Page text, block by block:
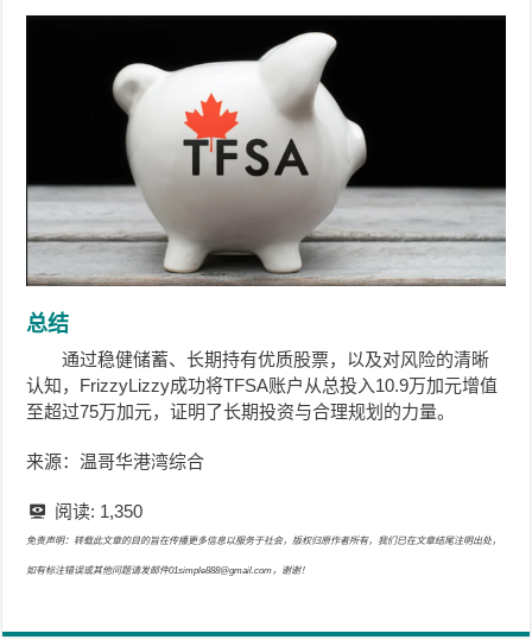
总结
通过稳健储蓄、长期持有优质股票，以及对风险的清晰
认知，FrizzyLizzy成功将TFSA账户从总投入10.9万加元增值
至超过75万加元，证明了长期投资与合理规划的力量。
来源：温哥华港湾综合
阅读: 1,350
免责声明：转载此文章的目的旨在传播更多信息以服务于社会，版权归原作者所有，我们已在文章结尾注明出处，
如有标注错误或其他问题请发邮件01simple888@gmail.com，谢谢！